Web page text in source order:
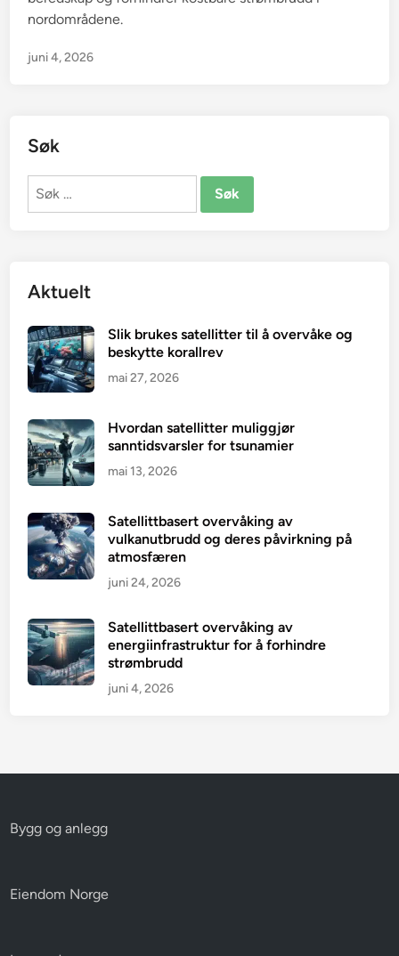
nordområdene.
juni 4, 2026
Søk
Søk
Aktuelt
Slik brukes satellitter til å overvåke og
beskytte korallrev
mai 27, 2026
Hvordan satellitter muliggjør
sanntidsvarsler for tsunamier
mai 13, 2026
Satellittbasert overvåking av
vulkanutbrudd og deres påvirkning på
atmosfæren
juni 24, 2026
Satellittbasert overvåking av
energiinfrastruktur for å forhindre
strømbrudd
juni 4, 2026
Bygg og anlegg
Eiendom Norge